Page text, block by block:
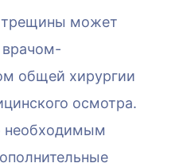
трещины может
врачом-
общей хирургии
осмотра.
необходимым